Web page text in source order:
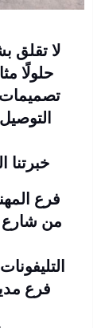
لا تقلق
حلولًا
خبرتنا
من شارع
التليفونات : 01287753661 –
فرع